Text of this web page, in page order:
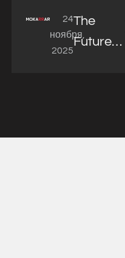
24
ноября,
2025
The
Future